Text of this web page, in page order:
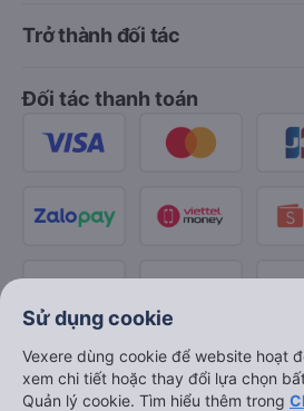
Trở thành đối tác
Đối tác thanh toán
Sử dụng cookie
Vexere dùng cookie để website hoạt
xem chi tiết hoặc thay đổi lựa chọn
Quản lý cookie. Tìm hiểu thêm trong